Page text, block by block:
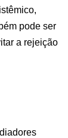
pode ser
a rejeição